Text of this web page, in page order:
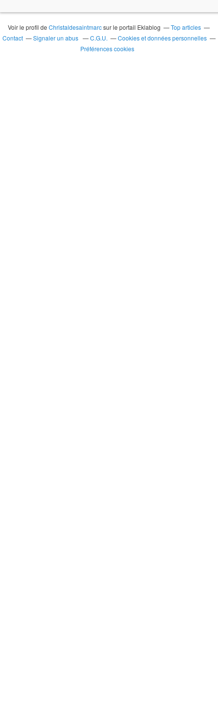
Voir le profil deChristaldesaintmarcsur le portail Eklablog
Top articles
Contact
Signaler un abus C.G.U.
Cookies et données personnelles
Préférences cookies